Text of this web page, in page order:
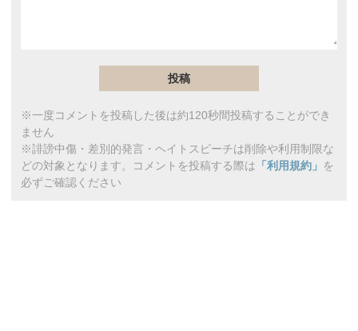
※一度コメントを投稿した後は約120秒間投稿することができ
ません
※誹謗中傷・差別的発言・ヘイトスピーチは削除や利用制限な
どの対象となります。コメントを投稿する際は 「利用規約」 を
必ずご確認ください